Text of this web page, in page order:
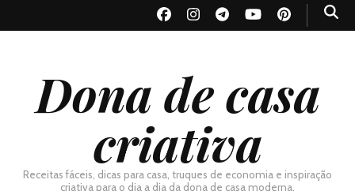
Dona de casa
criativa
Receitas fáceis, dicas para casa, truques de economia e inspiração
criativa para o dia a dia da dona de casa moderna.